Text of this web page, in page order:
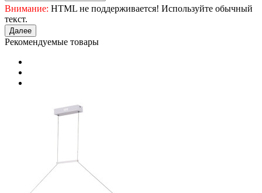
Внимание: HTML не поддерживается! Используйте обычный
текст.
Далее
Рекомендуемые товары